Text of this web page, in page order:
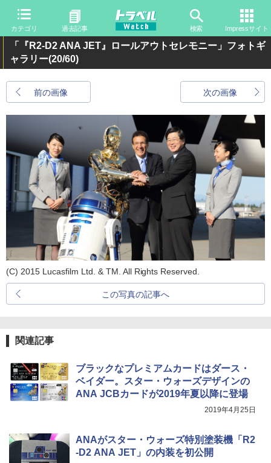
カテゴリ 過去記事 検索 Impressサイト
「『R2-D2 ANA JET』ロールアウトセレモニー」フォトギ
ャラリー(20/60)
前の画像 次の画像
(C) 2015 Lucasfilm Ltd. & TM. All Rights Reserved.
この写真の記事へ
関連記事
ブラックなプレミアムカードはダース・
ベイダー。スター・ウォーズデザインの
ANA JCBカードが2019年夏以降に登場
2019年4月25日
ANAがスター・ウォーズ特別塗装機「R2
-D2 ANA JET」の内装を初公開